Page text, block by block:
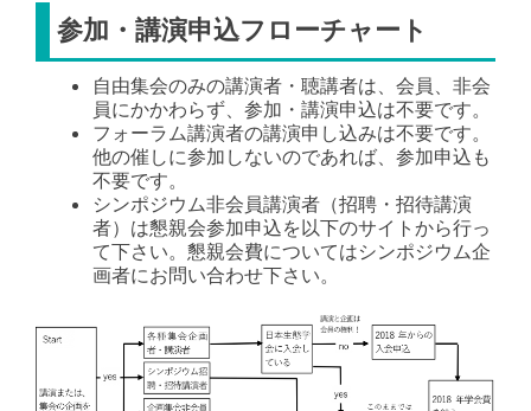
参加・講演申込フローチャート
自由集会のみの講演者・聴講者は、会員、非会
員にかかわらず、参加・講演申込は不要です。
フォーラム講演者の講演申し込みは不要です。
他の催しに参加しないのであれば、参加申込も
不要です。
シンポジウム非会員講演者（招聘・招待講演
者）は懇親会参加申込を以下のサイトから行っ
て下さい。懇親会費についてはシンポジウム企
画者にお問い合わせ下さい。